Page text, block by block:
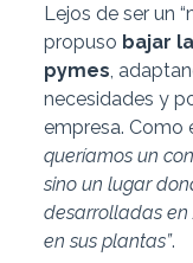
Lejos de ser un
propuso bajar
pymes,
necesidades y
empresa. Como
queríamos un
sino un lugar
desarrolladas
en sus plantas”.